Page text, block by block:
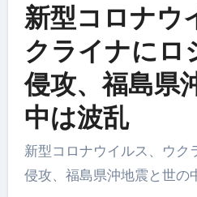
新型コロナウ
クライナにロ
侵攻、福島県
中は波乱
新型コロナウイルス、ウクライナにロシア軍軍事
侵攻、福島県沖地震と世の